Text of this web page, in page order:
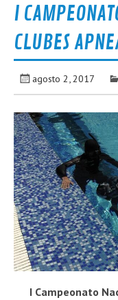
I
CLUBES
agosto 2, 2017
I Campeonato